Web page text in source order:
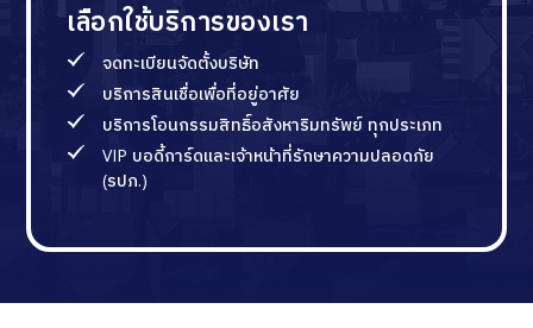
เลือกใช้บริการของเรา
จดทะเบียนจัดตั้งบริษัท
บริการสินเชื่อเพื่อที่อยู่อาศัย
บริการโอนกรรมสิทธิ์อสังหาริมทรัพย์ ทุกประเภท
VIP บอดี้การ์ดและเจ้าหน้าที่รักษาความปลอดภัย
(รปภ.)